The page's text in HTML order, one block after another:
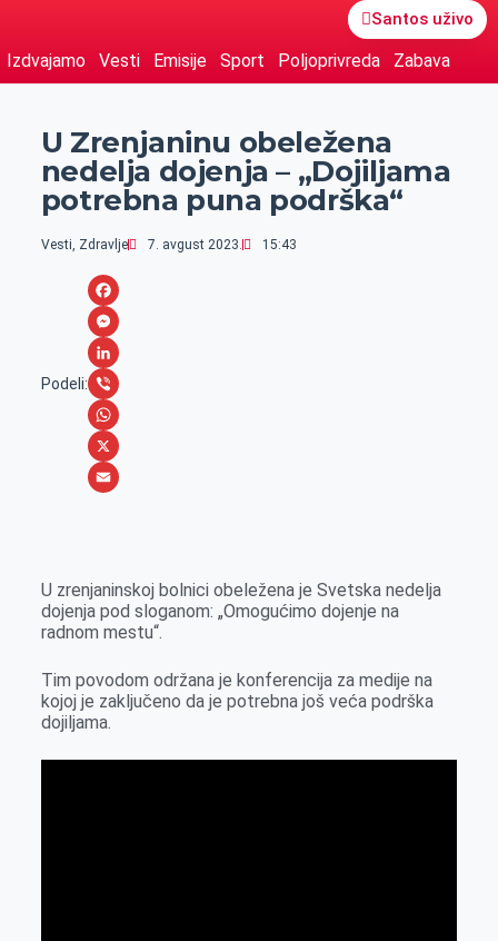
Santos uživo
Izdvajamo Vesti Emisije Sport Poljoprivreda Zabava
U Zrenjaninu obeležena
nedelja dojenja – „Dojiljama
potrebna puna podrška“
Vesti, Zdravlje 7. avgust 2023. 15:43
Podeli:
F
a
c
e
b
o
M
e
s
s
e
r
L
i
n
k
n
V
i
b
W
h
A
p
X
i
l
U zrenjaninskoj bolnici obeležena je Svetska nedelja
dojenja pod sloganom: „Omogućimo dojenje na
radnom mestu“.
Tim povodom održana je konferencija za medije na
kojoj je zaključeno da je potrebna još veća podrška
dojiljama.